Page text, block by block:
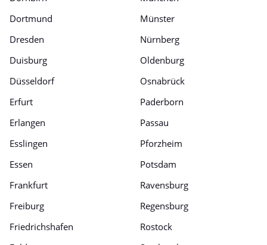
Dortmund
Dresden
Duisburg
Düsseldorf
Erfurt
Erlangen
Esslingen
Essen
Frankfurt
Freiburg
Friedrichshafen
Münster
Nürnberg
Oldenburg
Osnabrück
Paderborn
Passau
Pforzheim
Potsdam
Ravensburg
Regensburg
Rostock